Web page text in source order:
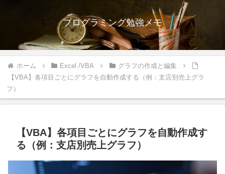
プログラミング勉強メモ
ホーム Excel /VBA
グラフの作成と編集
【VBA】各項目ごとにグラフを自動作成する（例：支店別売上グラ
フ）
【VBA】各項目ごとにグラフを自動作成す
る（例：支店別売上グラフ）